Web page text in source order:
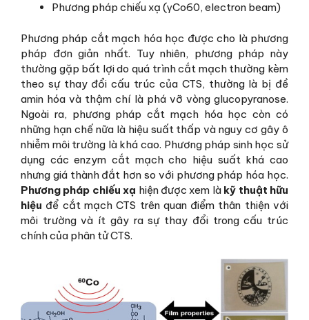
Phương pháp chiếu xạ (γCo60, electron beam)
Phương pháp cắt mạch hóa học được cho là phương
pháp đơn giản nhất. Tuy nhiên, phương pháp này
thường gặp bất lợi do quá trình cắt mạch thường kèm
theo sự thay đổi cấu trúc của CTS, thường là bị đề
amin hóa và thậm chí là phá vỡ vòng glucopyranose.
Ngoài ra, phương pháp cắt mạch hóa học còn có
những hạn chế nữa là hiệu suất thấp và nguy cơ gây ô
nhiễm môi trường là khá cao. Phương pháp sinh học sử
dụng các enzym cắt mạch cho hiệu suất khá cao
nhưng giá thành đắt hơn so với phương pháp hóa học.
Phương pháp chiếu xạ hiện được xem là kỹ thuật hữu
hiệu để cắt mạch CTS trên quan điểm thân thiện với
môi trường và ít gây ra sự thay đổi trong cấu trúc
chính của phân tử CTS.